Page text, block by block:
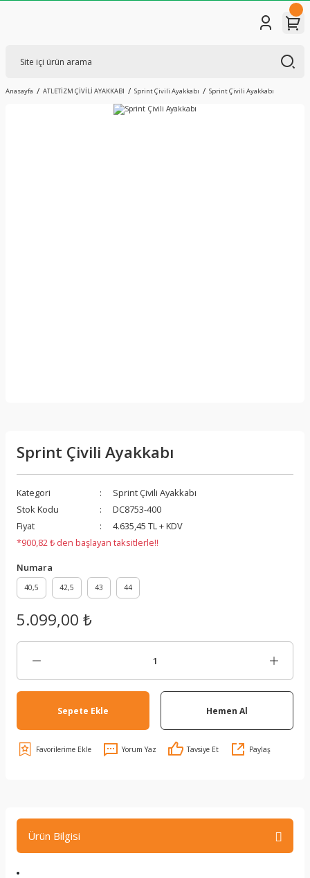
Anasayfa ATLETİZM ÇİVİLİ AYAKKABI Sprint Çivili Ayakkabı Sprint Çivili Ayakkabı
Sprint Çivili Ayakkabı
Kategori
Sprint Çivili Ayakkabı
Stok Kodu
DC8753-400
Fiyat
4.635,45 TL + KDV
*900,82 ₺ den başlayan taksitlerle!!
Numara
40,5 42,5 43 44
5.099,00 ₺
Sepete Ekle Hemen Al
Yorum Yaz Tavsiye Et Paylaş
Ürün Bilgisi